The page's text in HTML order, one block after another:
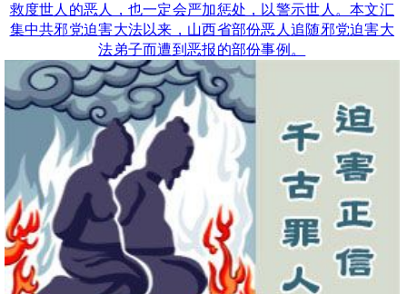
救度世人的恶人，也一定会严加惩处，以警示世人。本文汇
集中共邪党迫害大法以来，山西省部份恶人追随邪党迫害大
法弟子而遭到恶报的部份事例。